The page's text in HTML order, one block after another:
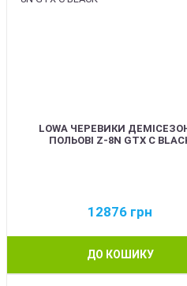
LOWA ЧЕРЕВИКИ
ПОЛЬОВІ Z-8N GTX C
12876 грн
ДО КОШИКУ